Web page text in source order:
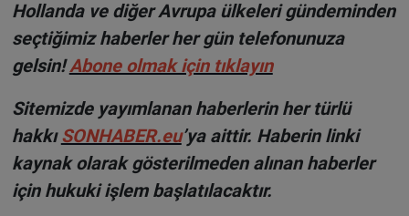
Hollanda ve diğer Avrupa ülkeleri gündeminden
seçtiğimiz haberler her gün telefonunuza
gelsin!Abone olmak için tıklayın
Sitemizde yayımlanan haberlerin her türlü
hakkıSONHABER.eu’ya aittir. Haberin linki
kaynak olarak gösterilmeden alınan haberler
için hukuki işlem başlatılacaktır.